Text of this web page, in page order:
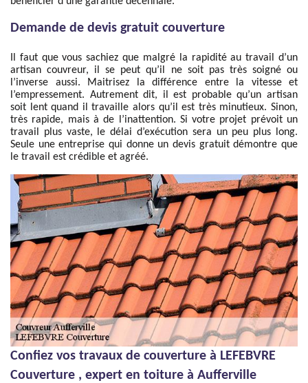
Demande de devis gratuit couverture
Il faut que vous sachiez que malgré la rapidité au travail d’un
artisan couvreur, il se peut qu’il ne soit pas très soigné ou
l’inverse aussi. Maitrisez la différence entre la vitesse et
l’empressement. Autrement dit, il est probable qu’un artisan
soit lent quand il travaille alors qu’il est très minutieux. Sinon,
très rapide, mais à de l’inattention. Si votre projet prévoit un
travail plus vaste, le délai d’exécution sera un peu plus long.
Seule une entreprise qui donne un devis gratuit démontre que
le travail est crédible et agréé.
Confiez vos travaux de couverture à LEFEBVRE
Couverture , expert en toiture à Aufferville